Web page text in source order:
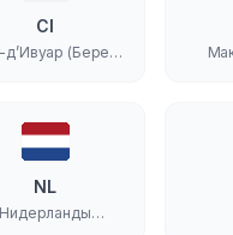
CI
д’Ивуар (Берег
NL
Нидерланды